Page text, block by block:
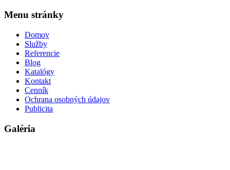
Menu stránky
Domov
Služby
Referencie
Blog
Katalógy
Kontakt
Cenník
Ochrana osobných údajov
Publicita
Galéria